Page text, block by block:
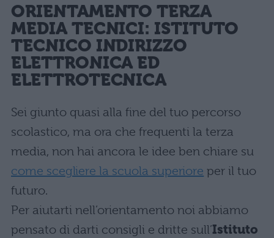
ORIENTAMENTO TERZA
MEDIA TECNICI: ISTITUTO
TECNICO INDIRIZZO
ELETTRONICA ED
ELETTROTECNICA
Sei giunto quasi alla fine del tuo percorso
scolastico, ma ora che frequenti la terza
media, non hai ancora le idee ben chiare su
come scegliere la scuola superiore per il tuo
futuro.
Per aiutarti nell’orientamento noi abbiamo
pensato di darti consigli e dritte sull’Istituto